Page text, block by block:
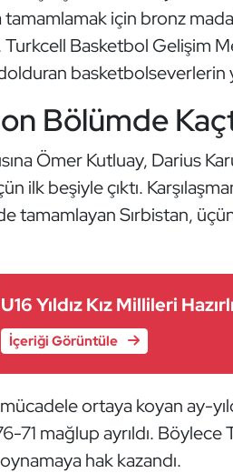
için bronz
Turkcell Basketbol Gelişim
basketbolseverlerin
Bölümde
Ömer Kutluay, Darius
ilk beşiyle çıktı.
tamamlayan Sırbistan,
U16 Yıldız Kız Millileri
İçeriği Görüntüle
ortaya koyan ay-
71 mağlup ayrıldı.
hak kazandı.